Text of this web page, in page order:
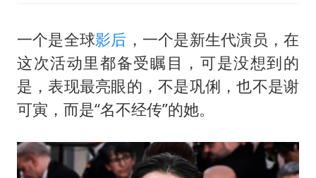
一个是全球影后 ，一个是新生代演员，在
这次活动里都备受瞩目，可是没想到的
是，表现最亮眼的，不是巩俐，也不是谢
可寅，而是“名不经传”的她。